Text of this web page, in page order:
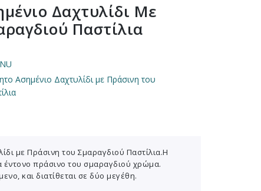
Δαχτυλίδι Με
Παστίλια
Ασημένιο Δαχτυλίδι με Πράσινη του
με Πράσινη του Σμαραγδιού Παστίλια.Η
έντονο πράσινο του σμαραγδιού χρώμα.
και διατίθεται σε δύο μεγέθη.